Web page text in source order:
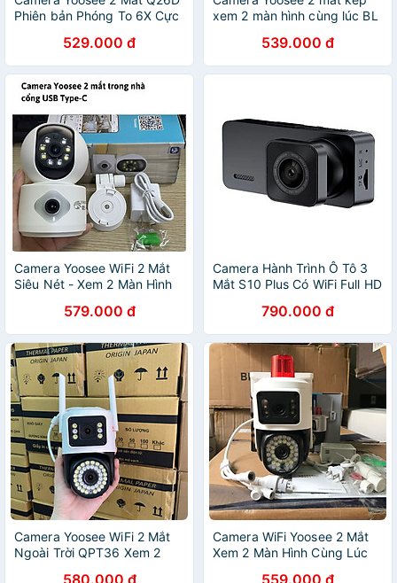
Phiên bản Phóng To 6X Cực
lúc trên điện thoại, Đàm
thoại 2 Chiều, Ban Đêm Có
Màu - Hàng Chính Hãng
529.000 đ
xem 2 màn hình cùng lúc BL
sắc nét - Đàm thoại 2 chiều,
ban đêm có màu - Hàng
Chính Hãng
539.000 đ
Camera Yoosee WiFi 2 Mắt
Siêu Nét - Xem 2 Màn Hình
579.000 đ
Camera Hành Trình Ô Tô 3
Mắt S10 Plus Có WiFi Full HD
Thoại Xem Qua App - Hàng
Chính Hãng
790.000 đ
Camera Yoosee WiFi 2 Mắt
Ngoài Trời QPT36 Xem 2
580.000 đ
Camera WiFi Yoosee 2 Mắt
Xem 2 Màn Hình Cùng Lúc
559.000 đ